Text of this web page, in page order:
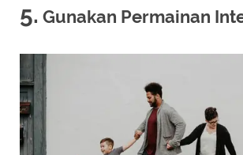
5. Gunakan Permainan